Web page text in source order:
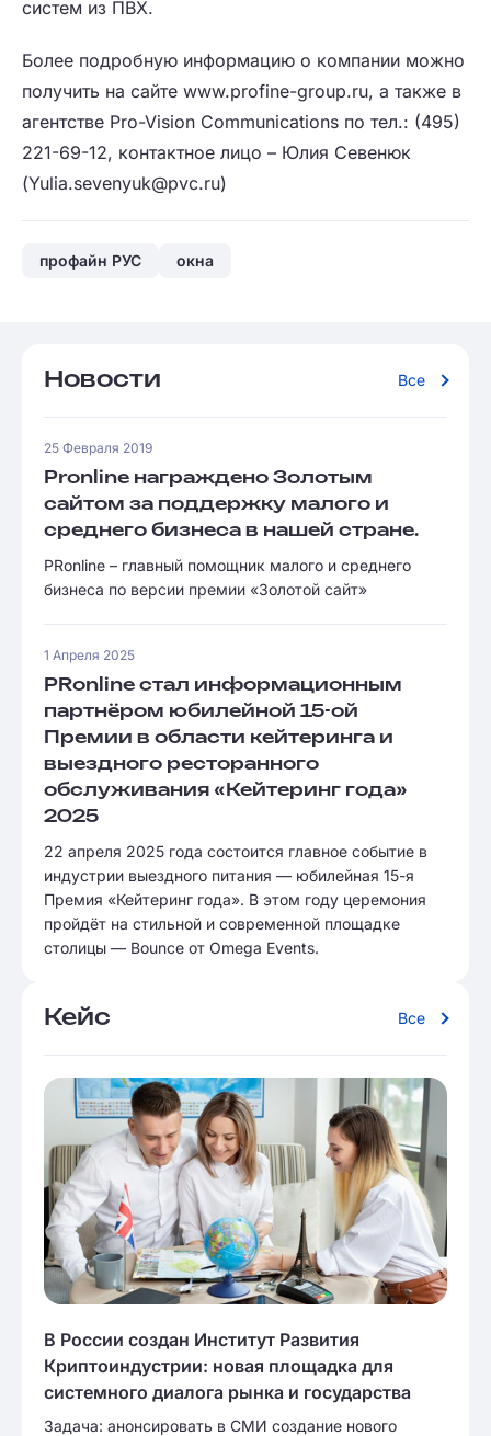
систем из ПВХ.
Более подробную информацию о компании можно
получить на сайте www.profine-group.ru, а также в
агентстве Pro-Vision Communications по тел.: (495)
221-69-12, контактное лицо – Юлия Севенюк
(Yulia.sevenyuk@pvc.ru)
профайн РУС окна
Новости Все
25 Февраля 2019
Pronline награждено Золотым
сайтом за поддержку малого и
среднего бизнеса в нашей стране.
PRonline – главный помощник малого и среднего
бизнеса по версии премии «Золотой сайт»
1 Апреля 2025
PRonline стал информационным
партнёром юбилейной 15-ой
Премии в области кейтеринга и
выездного ресторанного
обслуживания «Кейтеринг года»
2025
22 апреля 2025 года состоится главное событие в
индустрии выездного питания — юбилейная 15-я
Премия «Кейтеринг года». В этом году церемония
пройдёт на стильной и современной площадке
столицы — Bounce от Omega Events.
Кейс Все
В России создан Институт Развития
Криптоиндустрии: новая площадка для
системного диалога рынка и государства
Задача: анонсировать в СМИ создание нового